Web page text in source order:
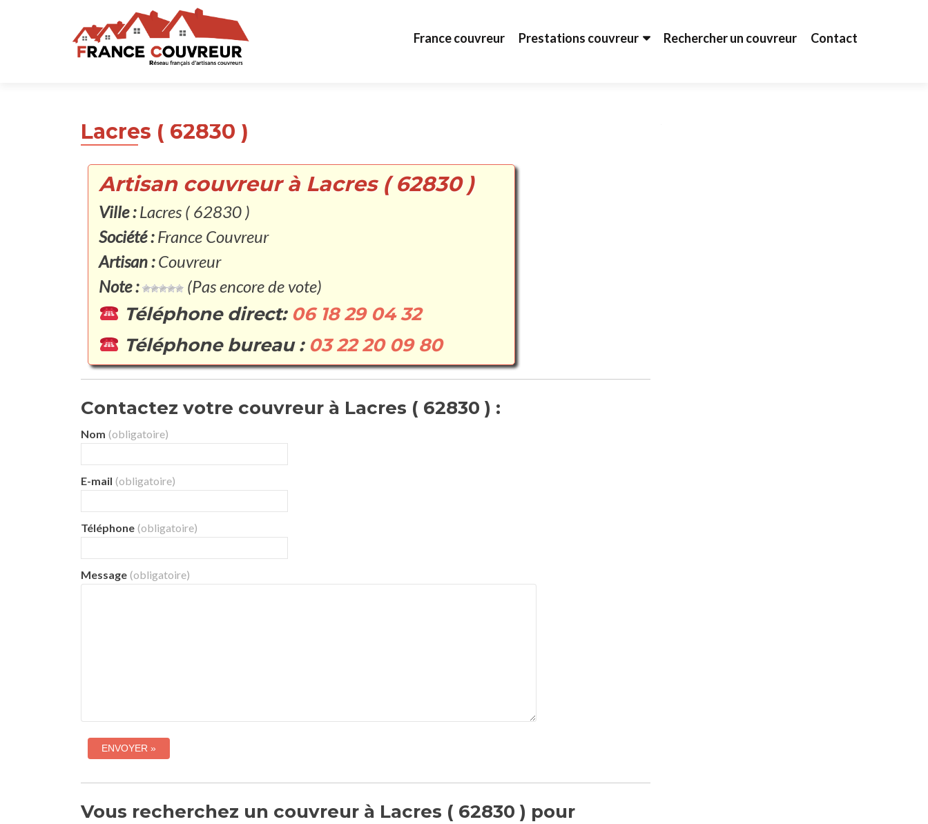
France couvreur Prestations couvreur Rechercher un couvreur Contact
Lacres ( 62830 )
Artisan couvreur à Lacres ( 62830 )
Ville :Lacres ( 62830 )
Société :France Couvreur
Artisan :Couvreur
Note :
(Pas encore de vote)
Téléphone direct: 06 18 29 04 32
Téléphone bureau : 03 22 20 09 80
Contactez votre couvreur à Lacres ( 62830 ) :
Nom (obligatoire)
E-mail (obligatoire)
Téléphone (obligatoire)
Message (obligatoire)
Vous recherchez un couvreur à Lacres ( 62830 ) pour